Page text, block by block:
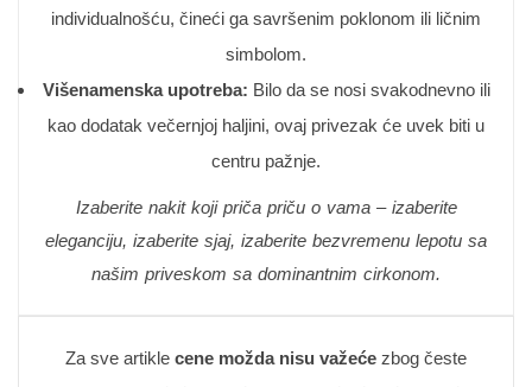
individualnošću, čineći ga savršenim poklonom ili ličnim
simbolom.
Višenamenska upotreba: Bilo da se nosi svakodnevno ili
kao dodatak večernjoj haljini, ovaj privezak će uvek biti u
centru pažnje.
Izaberite nakit koji priča priču o vama – izaberite
eleganciju, izaberite sjaj, izaberite bezvremenu lepotu sa
našim priveskom sa dominantnim cirkonom.
Za sve artikle cene možda nisu važeće zbog česte